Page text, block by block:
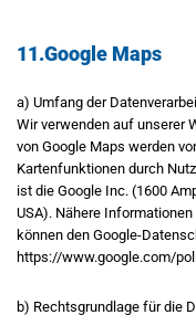
11.Google Maps
a) Umfang der
Wir verwenden auf unserer
von Google Maps werden
Kartenfunktionen durch
ist die Google Inc. (1600
USA). Nähere
können den Google-
https://www.google.com/
b) Rechtsgrundlage für die